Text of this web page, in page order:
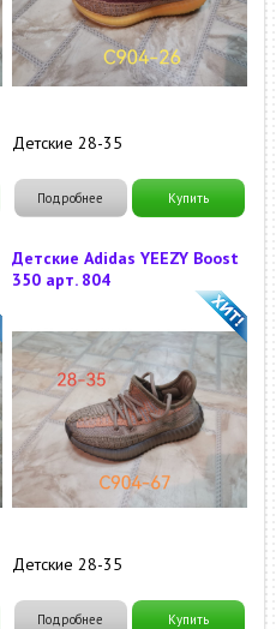
Детские 28-35
Подробнее Купить
Детские Adidas YEEZY Boost
350 арт. 804
Детские 28-35
Подробнее Купить